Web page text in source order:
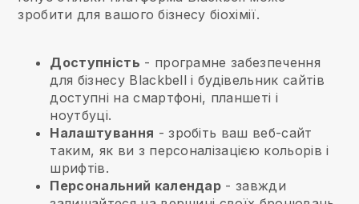
зробити для вашого бізнесу біохімії.
Доступність - програмне забезпечення
для бізнесу Blackbell і будівельник сайтів
доступні на смартфоні, планшеті і
ноутбуці.
Налаштування - зробіть ваш веб-сайт
таким, як ви з персоналізацією кольорів і
шрифтів.
Персональний календар - завжди